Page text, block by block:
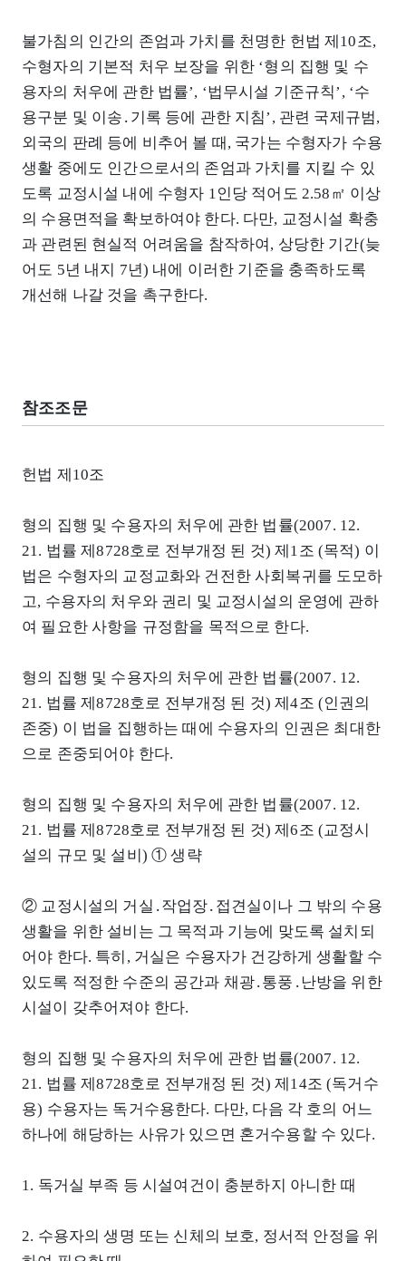
불가침의 인간의 존엄과 가치를 천명한 헌법 제10조,
수형자의 기본적 처우 보장을 위한 ‘형의 집행 및 수
용자의 처우에 관한 법률’, ‘법무시설 기준규칙’, ‘수
용구분 및 이송․기록 등에 관한 지침’, 관련 국제규범,
외국의 판례 등에 비추어 볼 때, 국가는 수형자가 수용
생활 중에도 인간으로서의 존엄과 가치를 지킬 수 있
도록 교정시설 내에 수형자 1인당 적어도 2.58㎡ 이상
의 수용면적을 확보하여야 한다. 다만, 교정시설 확충
과 관련된 현실적 어려움을 참작하여, 상당한 기간(늦
어도 5년 내지 7년) 내에 이러한 기준을 충족하도록
개선해 나갈 것을 촉구한다.
참조조문
헌법 제10조
형의 집행 및 수용자의 처우에 관한 법률(2007. 12.
21. 법률 제8728호로 전부개정 된 것) 제1조 (목적) 이
법은 수형자의 교정교화와 건전한 사회복귀를 도모하
고, 수용자의 처우와 권리 및 교정시설의 운영에 관하
여 필요한 사항을 규정함을 목적으로 한다.
형의 집행 및 수용자의 처우에 관한 법률(2007. 12.
21. 법률 제8728호로 전부개정 된 것) 제4조 (인권의
존중) 이 법을 집행하는 때에 수용자의 인권은 최대한
으로 존중되어야 한다.
형의 집행 및 수용자의 처우에 관한 법률(2007. 12.
21. 법률 제8728호로 전부개정 된 것) 제6조 (교정시
설의 규모 및 설비) ① 생략
② 교정시설의 거실․작업장․접견실이나 그 밖의 수용
생활을 위한 설비는 그 목적과 기능에 맞도록 설치되
어야 한다. 특히, 거실은 수용자가 건강하게 생활할 수
있도록 적정한 수준의 공간과 채광․통풍․난방을 위한
시설이 갖추어져야 한다.
형의 집행 및 수용자의 처우에 관한 법률(2007. 12.
21. 법률 제8728호로 전부개정 된 것) 제14조 (독거수
용) 수용자는 독거수용한다. 다만, 다음 각 호의 어느
하나에 해당하는 사유가 있으면 혼거수용할 수 있다.
1. 독거실 부족 등 시설여건이 충분하지 아니한 때
2. 수용자의 생명 또는 신체의 보호, 정서적 안정을 위